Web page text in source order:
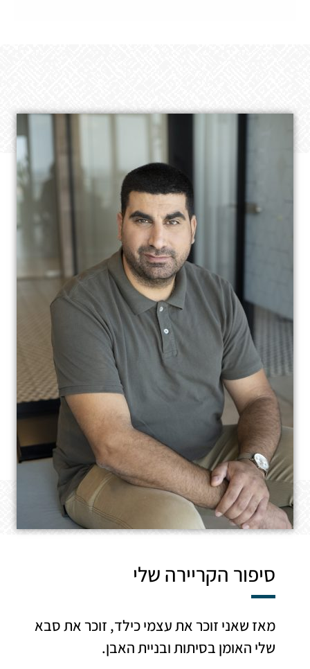
סיפור הקריירה שלי
מאז שאני זוכר את עצמי כילד, זוכר את סבא
שלי האומן בסיתות ובניית האבן.